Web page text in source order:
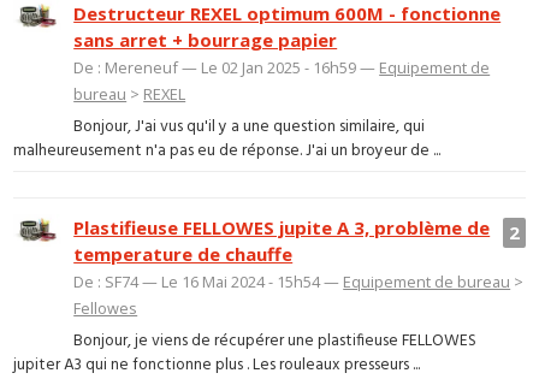
Destructeur REXEL optimum 600M - fonctionne
sans arret + bourrage papier
De : Mereneuf — Le 02 Jan 2025 - 16h59 — Equipement de
bureau > REXEL
Bonjour, J'ai vus qu'il y a une question similaire, qui
malheureusement n'a pas eu de réponse. J'ai un broyeur de ...
2
Plastifieuse FELLOWES jupite A 3, problème de
temperature de chauffe
De : SF74 — Le 16 Mai 2024 - 15h54 — Equipement de bureau >
Fellowes
Bonjour, je viens de récupérer une plastifieuse FELLOWES
jupiter A3 qui ne fonctionne plus . Les rouleaux presseurs ...